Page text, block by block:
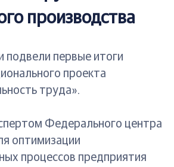
производства
подвели первые итоги
проекта
труда».
Федерального центра
оптимизации
процессов предприятия